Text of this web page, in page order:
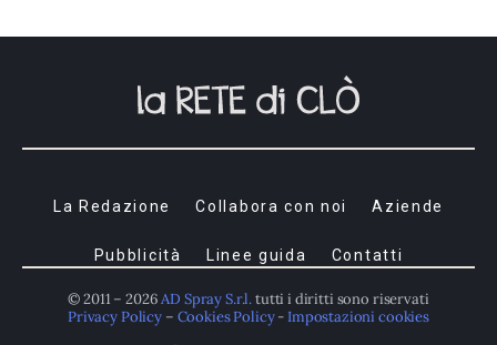
La Redazione Collabora con noi Aziende
Pubblicità Linee guida Contatti
© 2011 – 2026AD Spray S.r.l.tutti i diritti sono riservati
Privacy Policy– Cookies Policy-Impostazioni cookies